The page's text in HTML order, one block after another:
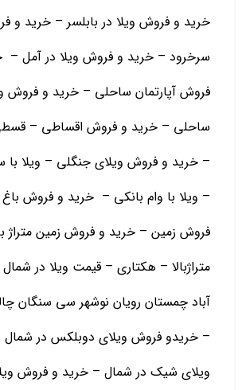
خرید و فروش ویلا در بابلسر – خرید و
سرخرود – خرید و فروش ویلا در آمل –
فروش آپارتمان ساحلی – خرید و فروش
ساحلی – خرید و فروش اقساطی –
– خرید و فروش ویلای جنگلی – ویلا با
– ویلا با وام بانکی – خرید و فروش
فروش زمین – خرید و فروش زمین متراژ
متراژبالا – هکتاری – قیمت ویلا در
آباد چمستان رویان نوشهر سی سنگان
– خریدو فروش ویلای دوبلکس در شمال
ویلای شیک در شمال – خرید و فروش